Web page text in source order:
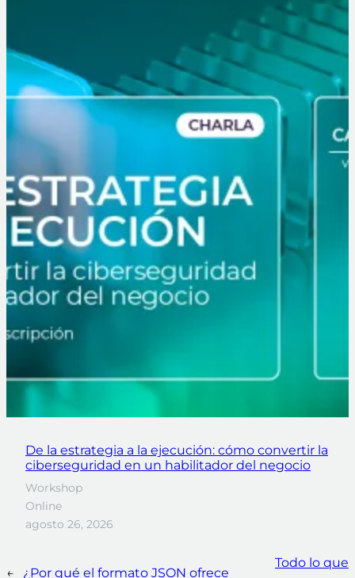
De la estrategia a la ejecución: cómo convertir la
ciberseguridad en un habilitador del negocio
Workshop
Online
agosto 26, 2026
←
¿Por qué el formato JSON ofrece
Todo lo que